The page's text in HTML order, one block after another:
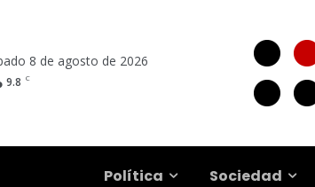
8 de agosto de 2026
9.8 C
Política Sociedad